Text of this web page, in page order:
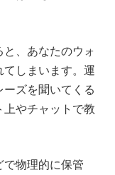
、あなたのウォ
しまいます。運
ズを聞いてくる
やチャットで教
物理的に保管